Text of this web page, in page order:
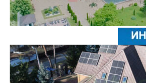
СИСТЕМИ ЗБЕРІГАННЯ ЕНЕРГІЇ